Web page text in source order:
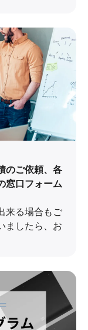
のご依頼、各
窓口フォーム
来る場合もご
ましたら、お